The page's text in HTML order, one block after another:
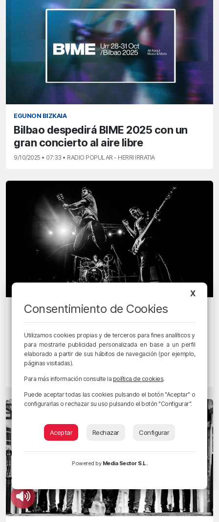
EGUNON BIZKAIA
Bilbao despedirá BIME 2025 con un
gran concierto al aire libre
9/10/2025 • 07:33 • RADIO POPULAR - HERRI IRRATIA
EUSKADIN GAUR
Bilbao acoge este viernes sendos
conciertos del trío Los Brazos y de los
Alcalá Norte junto a Belako y Marte
Lasarte
11/10/2024 • 12:39 • ALAZNE GONZÁLEZ
X
Consentimiento de Cookies
Utilizamos cookies propias y de terceros para fines analíticos y
para mostrarle publicidad personalizada en base a un perfil
elaborado a partir de sus hábitos de navegación (por ejemplo,
páginas visitadas).
Para más información consulte la política de cookies.
Puede aceptar todas las cookies pulsando el botón "Aceptar" o
configurarlas o rechazar su uso pulsando el botón "Configurar".
Aceptar Rechazar Configurar
Powered by Media Sector S.L.